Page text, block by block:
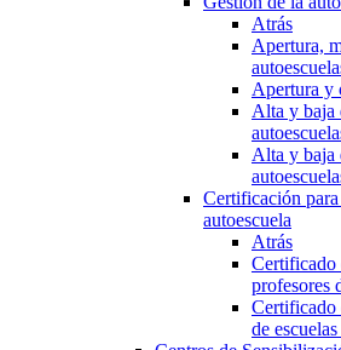
Atrás
Apertura,
Apertura y
Alta y baja
Alta y baja
Certificación
autoescuela
Atrás
Certificado
profesores
Certificado
de